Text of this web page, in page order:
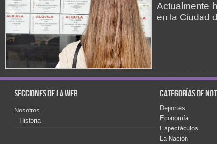
Actualmente
en la Ciudad
Secciones de la web
Nosotros
Historia
Categorías de
Deportes
Economía
Espectáculos
La Nación